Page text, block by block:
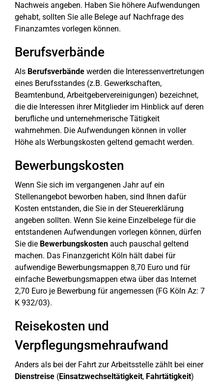
Nachweis angeben. Haben Sie höhere Aufwendungen
gehabt, sollten Sie alle Belege auf Nachfrage des
Finanzamtes vorlegen können.
Berufsverbände
Als Berufsverbände werden die Interessenvertretungen
eines Berufsstandes (z.B. Gewerkschaften,
Beamtenbund, Arbeitgebervereinigungen) bezeichnet,
die die Interessen ihrer Mitglieder im Hinblick auf deren
berufliche und unternehmerische Tätigkeit
wahrnehmen. Die Aufwendungen können in voller
Höhe als Werbungskosten geltend gemacht werden.
Bewerbungskosten
Wenn Sie sich im vergangenen Jahr auf ein
Stellenangebot beworben haben, sind Ihnen dafür
Kosten entstanden, die Sie in der Steuererklärung
angeben sollten. Wenn Sie keine Einzelbelege für die
entstandenen Aufwendungen vorlegen können, dürfen
Sie die Bewerbungskosten auch pauschal geltend
machen. Das Finanzgericht Köln hält dabei für
aufwendige Bewerbungsmappen 8,70 Euro und für
einfache Bewerbungsmappen etwa über das Internet
2,70 Euro je Bewerbung für angemessen (FG Köln Az: 7
K 932/03).
Reisekosten und
Verpflegungsmehraufwand
Anders als bei der Fahrt zur Arbeitsstelle zählt bei einer
Dienstreise (Einsatzwechseltätigkeit, Fahrtätigkeit)